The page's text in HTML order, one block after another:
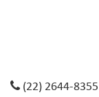
(22) 2644-8355